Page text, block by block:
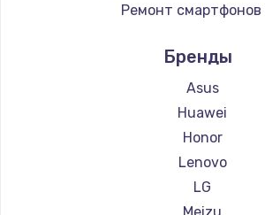
Ремонт смартфонов
Ремонт смартфонов
Ремонт смартфонов
Ремонт смартфонов
Ремонт смартфонов
Ремонт смартфонов
Ремонт смартфонов
Ремонт смартфонов
Бренды
Asus
Huawei
Honor
Lenovo
LG
Meizu